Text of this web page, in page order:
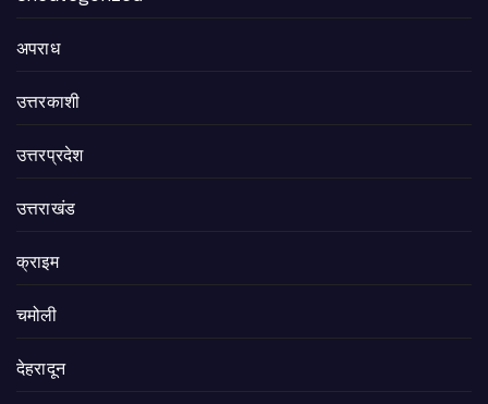
अपराध
उत्तरकाशी
उत्तरप्रदेश
उत्तराखंड
क्राइम
चमोली
देहरादून